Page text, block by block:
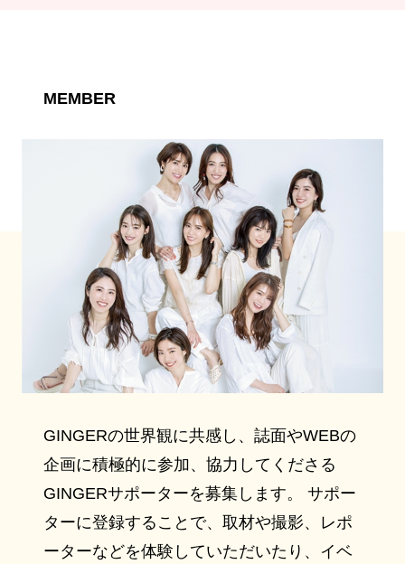
MEMBER
GINGERの世界観に共感し、誌面やWEBの
企画に積極的に参加、協力してくださる
GINGERサポーターを募集します。 サポー
ターに登録することで、取材や撮影、レポ
ーターなどを体験していただいたり、イベ